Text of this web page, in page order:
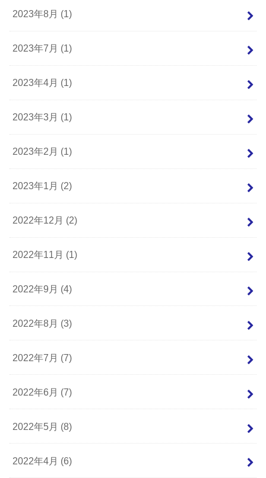
2023年8月 (1)
2023年7月 (1)
2023年4月 (1)
2023年3月 (1)
2023年2月 (1)
2023年1月 (2)
2022年12月 (2)
2022年11月 (1)
2022年9月 (4)
2022年8月 (3)
2022年7月 (7)
2022年6月 (7)
2022年5月 (8)
2022年4月 (6)